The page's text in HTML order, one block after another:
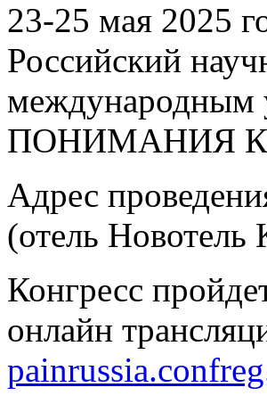
23-25 мая 2025
Российский
ПОНИМАНИЯ К
Адрес
(отель Новотель
Конгресс
онлайн